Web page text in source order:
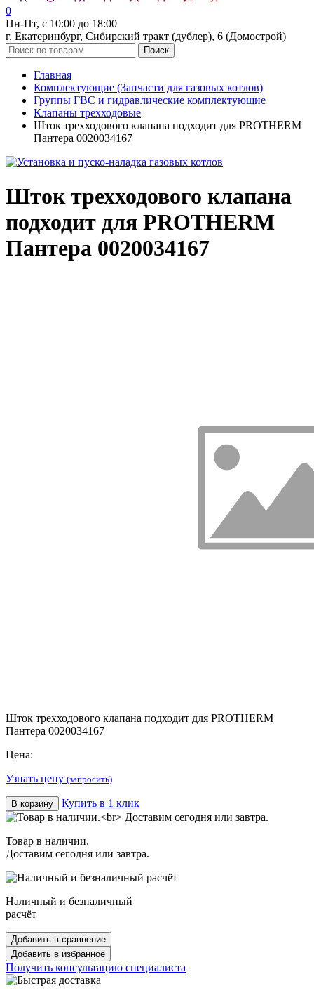
0
Пн-Пт, с 10:00 до 18:00
г. Екатеринбург, Сибирский тракт (дублер), 6 (Домострой)
Поиск
Главная
Комплектующие (Запчасти для газовых котлов)
Группы ГВС и гидравлические комплектующие
Клапаны трехходовые
Шток трехходового клапана подходит для PROTHERM
Пантера 0020034167
Шток трехходового клапана
подходит для PROTHERM
Пантера 0020034167
Шток трехходового клапана подходит для PROTHERM
Пантера 0020034167
Цена:
Узнать цену (запросить)
В корзину Купить в 1 клик
Товар в наличии.
Доставим сегодня или завтра.
Наличный и безналичный
расчёт
Добавить в сравнение
Добавить в избранное
Получить консультацию специалиста